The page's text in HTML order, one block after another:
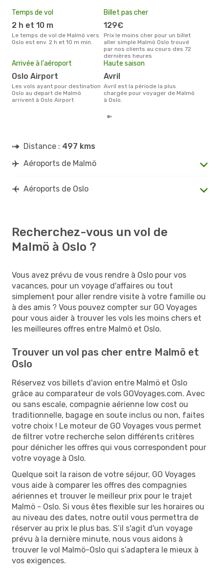
Temps de vol
2 h et 10 m
Le temps de vol de Malmö vers
Oslo est env. 2 h et 10 m min.
Billet pas cher
129€
Prix le moins cher pour un billet
aller simple Malmö Oslo trouvé
par nos clients au cours des 72
dernières heures
Arrivée à l'aéroport
Oslo Airport
Les vols ayant pour destination
Oslo au depart de Malmö
arrivent à Oslo Airport
Haute saison
avril
avril est la période la plus
chargée pour voyager de Malmö
à Oslo.
Distance : 497 kms
Aéroports de Malmö
Aéroports de Oslo
Recherchez-vous un vol de
Malmö à Oslo ?
Vous avez prévu de vous rendre à Oslo pour vos
vacances, pour un voyage d'affaires ou tout
simplement pour aller rendre visite à votre famille ou
à des amis ? Vous pouvez compter sur GO Voyages
pour vous aider à trouver les vols les moins chers et
les meilleures offres entre Malmö et Oslo.
Trouver un vol pas cher entre Malmö et
Oslo
Réservez vos billets d'avion entre Malmö et Oslo
grâce au comparateur de vols GOVoyages.com. Avec
ou sans escale, compagnie aérienne low cost ou
traditionnelle, bagage en soute inclus ou non, faites
votre choix ! Le moteur de GO Voyages vous permet
de filtrer votre recherche selon différents critères
pour dénicher les offres qui vous correspondent pour
votre voyage à Oslo.
Quelque soit la raison de votre séjour, GO Voyages
vous aide à comparer les offres des compagnies
aériennes et trouver le meilleur prix pour le trajet
Malmö - Oslo. Si vous êtes flexible sur les horaires ou
au niveau des dates, notre outil vous permettra de
réserver au prix le plus bas. S’il s'agit d'un voyage
prévu à la dernière minute, nous vous aidons à
trouver le vol Malmö-Oslo qui s’adaptera le mieux à
vos exigences.